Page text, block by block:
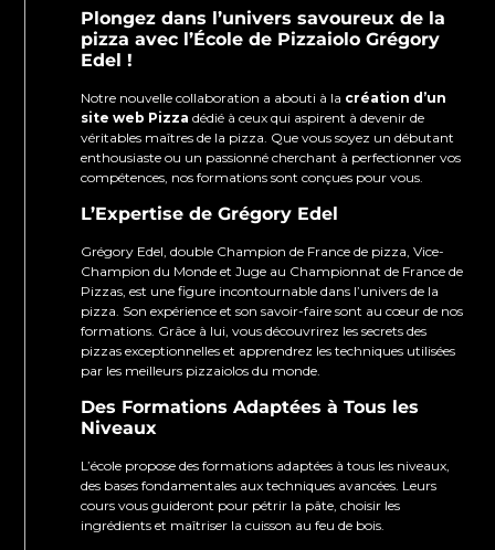
Plongez dans l’univers savoureux de la
pizza avec l’École de Pizzaiolo Grégory
Edel !
Notre nouvelle collaboration a abouti à la création d’un
site web Pizza dédié à ceux qui aspirent à devenir de
véritables maîtres de la pizza. Que vous soyez un débutant
enthousiaste ou un passionné cherchant à perfectionner vos
compétences, nos formations sont conçues pour vous.
L’Expertise de Grégory Edel
Grégory Edel, double Champion de France de pizza, Vice-
Champion du Monde et Juge au Championnat de France de
Pizzas, est une figure incontournable dans l’univers de la
pizza. Son expérience et son savoir-faire sont au cœur de nos
formations. Grâce à lui, vous découvrirez les secrets des
pizzas exceptionnelles et apprendrez les techniques utilisées
par les meilleurs pizzaiolos du monde.
Des Formations Adaptées à Tous les
Niveaux
L’école propose des formations adaptées à tous les niveaux,
des bases fondamentales aux techniques avancées. Leurs
cours vous guideront pour pétrir la pâte, choisir les
ingrédients et maîtriser la cuisson au feu de bois.